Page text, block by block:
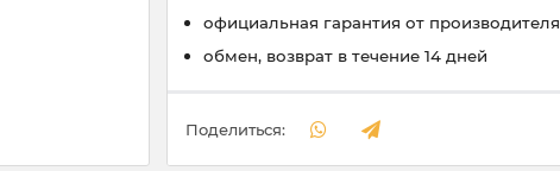
официальная гарантия от производителя
обмен, возврат в течение 14 дней
Поделиться: